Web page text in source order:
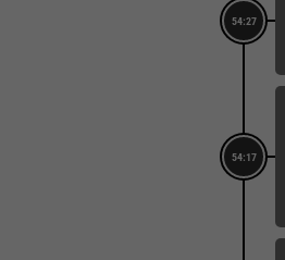
54:27
54:17